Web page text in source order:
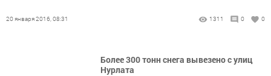
20 января 2016, 08:31 1311 0 0
Более 300 тонн снега вывезено с улиц
Нурлата